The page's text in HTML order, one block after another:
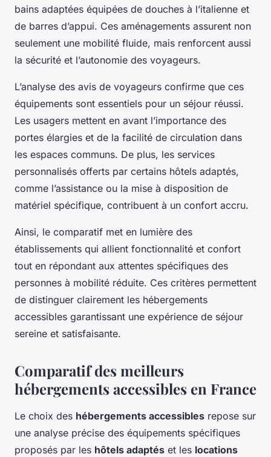
bains adaptées équipées de douches à l’italienne et
de barres d’appui. Ces aménagements assurent non
seulement une mobilité fluide, mais renforcent aussi
la sécurité et l’autonomie des voyageurs.
L’analyse des avis de voyageurs confirme que ces
équipements sont essentiels pour un séjour réussi.
Les usagers mettent en avant l’importance des
portes élargies et de la facilité de circulation dans
les espaces communs. De plus, les services
personnalisés offerts par certains hôtels adaptés,
comme l’assistance ou la mise à disposition de
matériel spécifique, contribuent à un confort accru.
Ainsi, le comparatif met en lumière des
établissements qui allient fonctionnalité et confort
tout en répondant aux attentes spécifiques des
personnes à mobilité réduite. Ces critères permettent
de distinguer clairement les hébergements
accessibles garantissant une expérience de séjour
sereine et satisfaisante.
Comparatif des meilleurs
hébergements accessibles en France
Le choix des hébergements accessibles repose sur
une analyse précise des équipements spécifiques
proposés par les hôtels adaptés et les locations